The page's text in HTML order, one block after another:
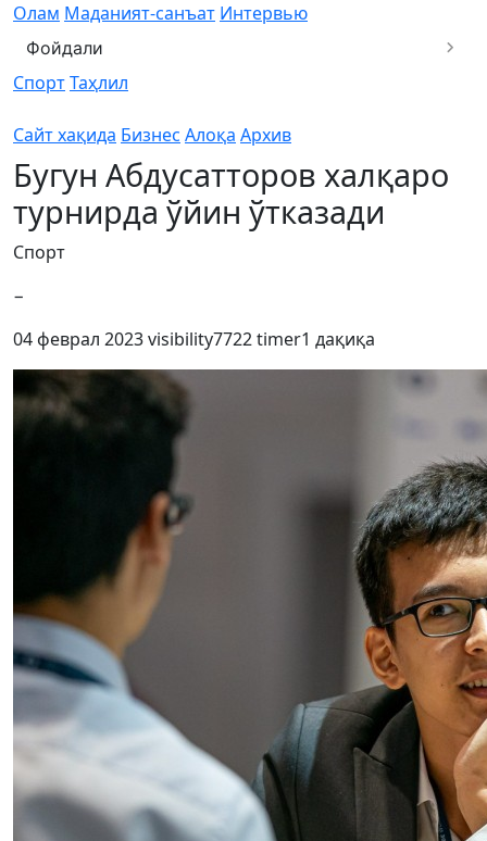
Олам Маданият-санъат Интервью
Фойдали
СпортТаҳлил
Сайт хақида Бизнес Алоқа Архив
Бугун Абдусатторов халқаро
турнирда ўйин ўтказади
Спорт
−
04 феврал 2023visibility7722timer1 дақиқа